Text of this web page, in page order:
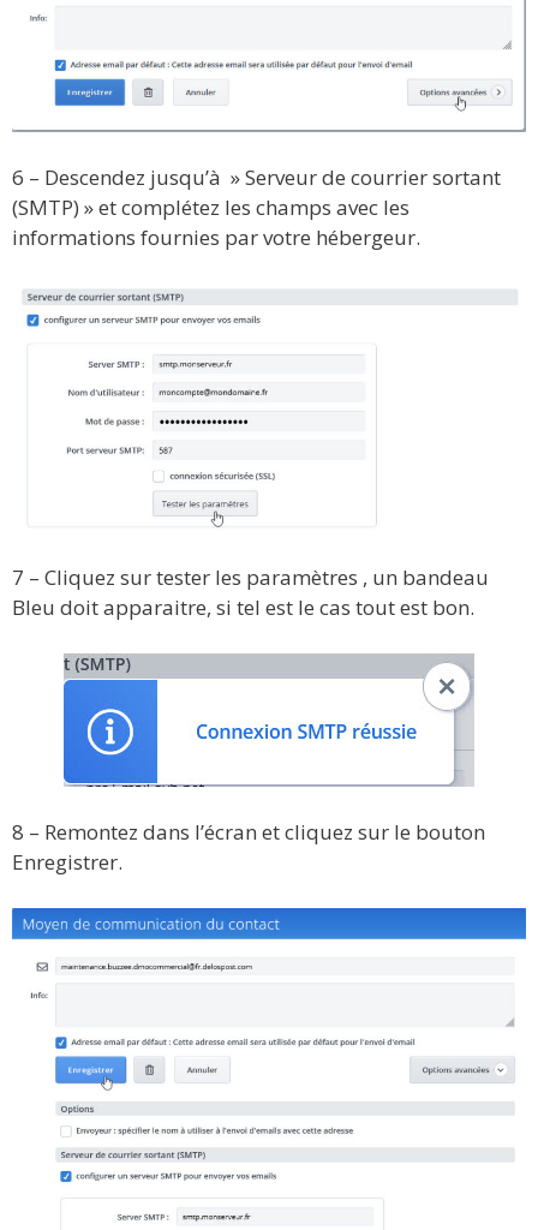
6 – Descendez jusqu’à » Serveur de courrier sortant
(SMTP) » et complétez les champs avec les
informations fournies par votre hébergeur.
7 – Cliquez sur tester les paramètres , un bandeau
Bleu doit apparaitre, si tel est le cas tout est bon.
8 – Remontez dans l’écran et cliquez sur le bouton
Enregistrer.